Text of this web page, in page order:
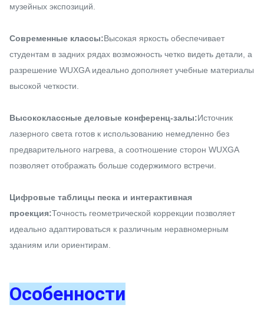
музейных экспозиций.
Современные классы:Высокая яркость обеспечивает
студентам в задних рядах возможность четко видеть детали, а
разрешение WUXGA идеально дополняет учебные материалы
высокой четкости.
Высококлассные деловые конференц-залы:Источник
лазерного света готов к использованию немедленно без
предварительного нагрева, а соотношение сторон WUXGA
позволяет отображать больше содержимого встречи.
Цифровые таблицы песка и интерактивная
проекция:Точность геометрической коррекции позволяет
идеально адаптироваться к различным неравномерным
зданиям или ориентирам.
Особенности